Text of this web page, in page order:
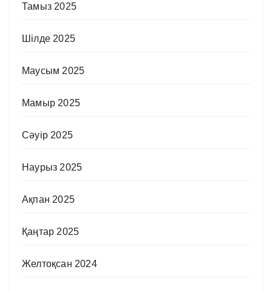
Тамыз 2025
Шілде 2025
Маусым 2025
Мамыр 2025
Сәуір 2025
Наурыз 2025
Ақпан 2025
Қаңтар 2025
Желтоқсан 2024